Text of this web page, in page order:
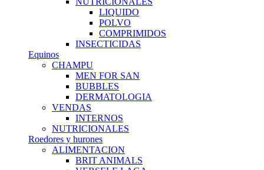
LIQUIDO
POLVO
COMPRIMIDOS
INSECTICIDAS
Equinos
CHAMPU
MEN FOR SAN
BUBBLES
DERMATOLOGIA
VENDAS
INTERNOS
NUTRICIONALES
Roedores y hurones
ALIMENTACION
BRIT ANIMALS